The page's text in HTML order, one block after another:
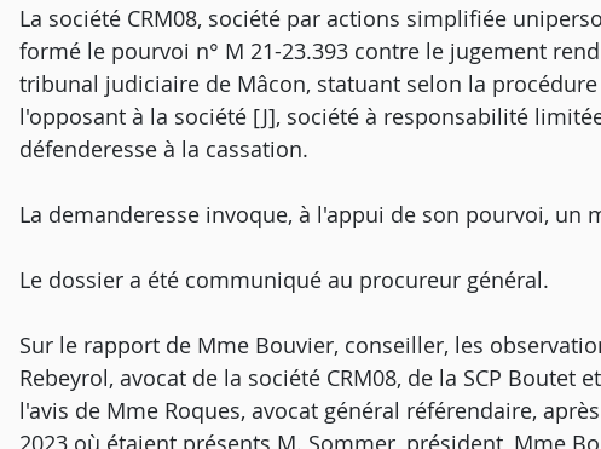
La société CRM08, société par actions simplifiée
formé le pourvoi n° M 21-23.393 contre le jugement
tribunal judiciaire de Mâcon, statuant selon la
l'opposant à la société [J], société à responsabilité
défenderesse à la cassation.
La demanderesse invoque, à l'appui de son pourvoi, un
Le dossier a été communiqué au procureur général.
Sur le rapport de Mme Bouvier, conseiller, les
Rebeyrol, avocat de la société CRM08, de la SCP Boutet
l'avis de Mme Roques, avocat général référendaire,
2023 où étaient présents M. Sommer, président, Mme